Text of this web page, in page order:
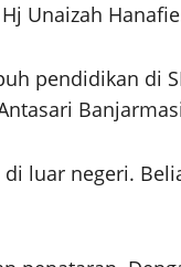
Unaizah
pendidikan di
luar negeri.